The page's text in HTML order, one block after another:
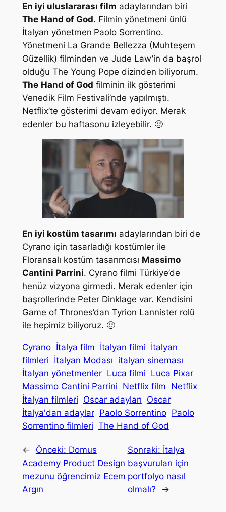
En iyi uluslararası film adaylarından biri
The Hand of God. Filmin yönetmeni ünlü
İtalyan yönetmen Paolo Sorrentino.
Yönetmeni La Grande Bellezza (Muhteşem
Güzellik) filminden ve Jude Law’in da başrol
olduğu The Young Pope dizinden biliyorum.
The Hand of God filminin ilk gösterimi
Venedik Film Festivali’nde yapılmıştı.
Netflix’te gösterimi devam ediyor. Merak
edenler bu haftasonu izleyebilir. 🙂
En iyi kostüm tasarımı adaylarından biri de
Cyrano için tasarladığı kostümler ile
Floransalı kostüm tasarımcısı Massimo
Cantini Parrini. Cyrano filmi Türkiye’de
henüz vizyona girmedi. Merak edenler için
başrollerinde Peter Dinklage var. Kendisini
Game of Thrones’dan Tyrion Lannister rolü
ile hepimiz biliyoruz. 🙂
Cyrano İtalya film İtalyan filmi İtalyan
filmleri İtalyan Modası italyan sineması
İtalyan yönetmenler Luca filmi Luca Pixar
Massimo Cantini Parrini Netflix film Netflix
İtalyan filmleri Oscar adayları Oscar
İtalya'dan adaylar Paolo Sorrentino Paolo
Sorrentino filmleri The Hand of God
← Önceki: Domus
Academy Product Design
mezunu öğrencimiz Ecem
Argın
Sonraki: İtalya
başvuruları için
portfolyo nasıl
olmalı?
→